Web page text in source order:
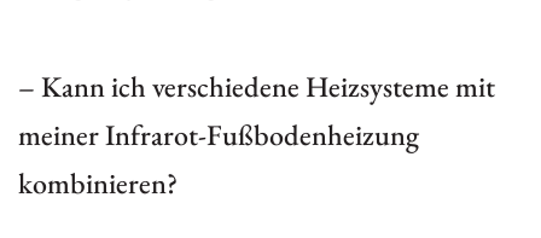
– Kann ich verschiedene Heizsysteme mit
meiner Infrarot-Fußbodenheizung
kombinieren?